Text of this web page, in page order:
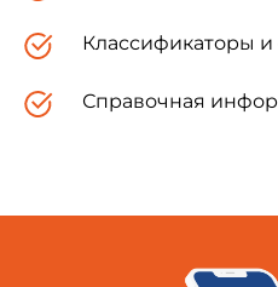
Классификаторы и
Справочная